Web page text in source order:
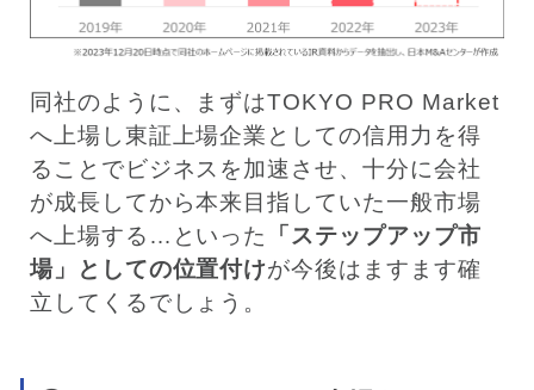
同社のように、まずはTOKYO PRO Market
へ上場し東証上場企業としての信用力を得
ることでビジネスを加速させ、十分に会社
が成長してから本来目指していた一般市場
へ上場する…といった
「ステップアップ市
場」としての位置付けが今後はますます確
立してくるでしょう。